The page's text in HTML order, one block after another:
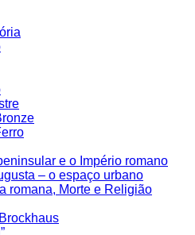
e o Império romano
– o espaço urbano
romana, Morte e Religião